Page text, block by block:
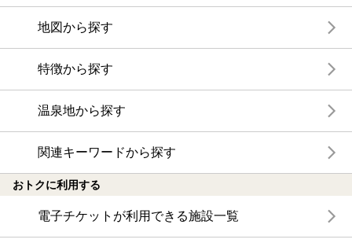
地図から探す
特徴から探す
温泉地から探す
関連キーワードから探す
おトクに利用する
電子チケットが利用できる施設一覧